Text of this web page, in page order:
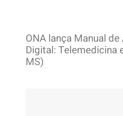
ONA lança Manual
Digital: Telemedicina
MS)